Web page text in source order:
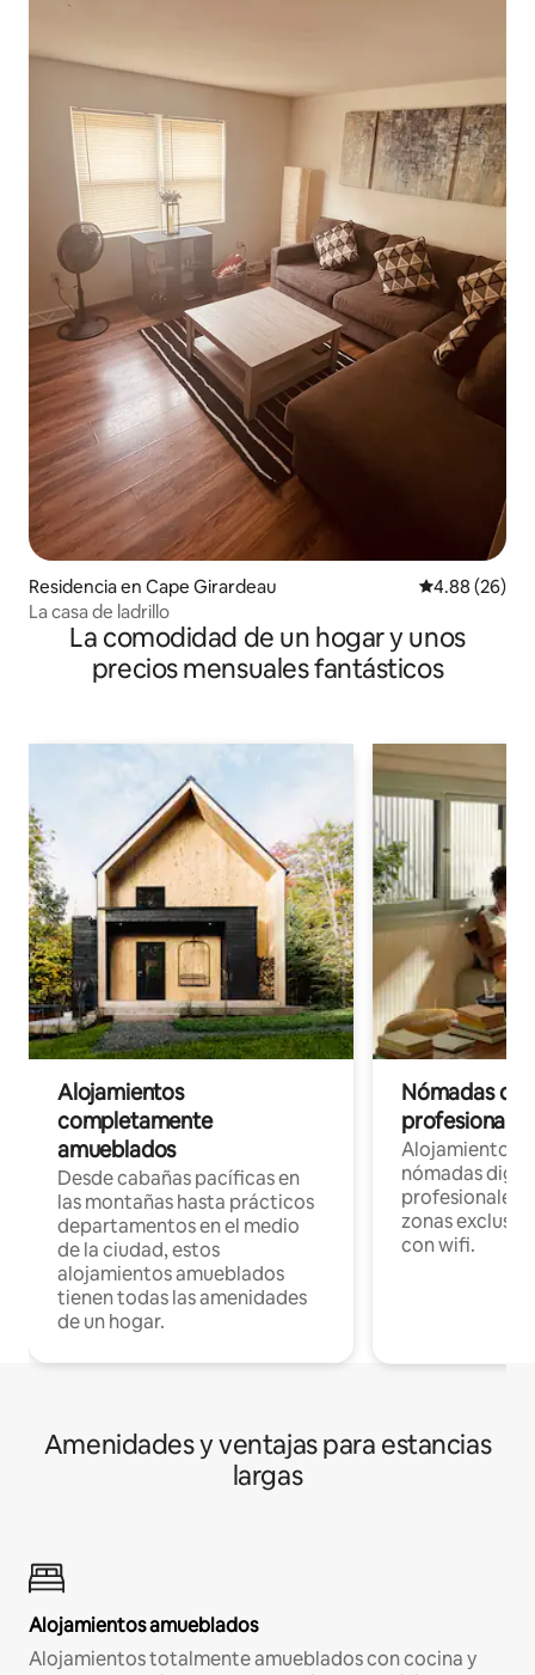
Residencia en Cape Girardeau Calificación
4.88 (26)
La casa de ladrillo
La comodidad de un hogar y unos
precios mensuales fantásticos
Alojamientos
completamente
amueblados
Desde cabañas pacíficas en
las montañas hasta prácticos
departamentos en el medio
de la ciudad, estos
alojamientos amueblados
tienen todas las amenidades
de un hogar.
Nómadas
Alojamientos
nómadas
profesionales
zonas
con wifi.
Amenidades y ventajas para estancias
largas
Alojamientos amueblados
Alojamientos totalmente amueblados con cocina y